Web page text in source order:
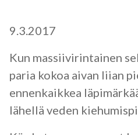
9.3.2017
Kun massiivirintainen
paria kokoa aivan liian
ennenkaikkea
lähellä veden